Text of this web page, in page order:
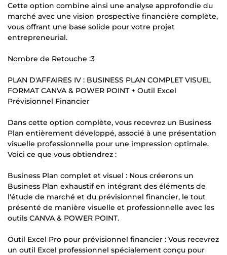
Cette option combine ainsi une analyse approfondie du
marché avec une vision prospective financière complète,
vous offrant une base solide pour votre projet
entrepreneurial.
Nombre de Retouche :3
PLAN D'AFFAIRES IV : BUSINESS PLAN COMPLET VISUEL
FORMAT CANVA & POWER POINT + Outil Excel
Prévisionnel Financier
Dans cette option complète, vous recevrez un Business
Plan entièrement développé, associé à une présentation
visuelle professionnelle pour une impression optimale.
Voici ce que vous obtiendrez :
Business Plan complet et visuel : Nous créerons un
Business Plan exhaustif en intégrant des éléments de
l'étude de marché et du prévisionnel financier, le tout
présenté de manière visuelle et professionnelle avec les
outils CANVA & POWER POINT.
Outil Excel Pro pour prévisionnel financier : Vous recevrez
un outil Excel professionnel spécialement conçu pour